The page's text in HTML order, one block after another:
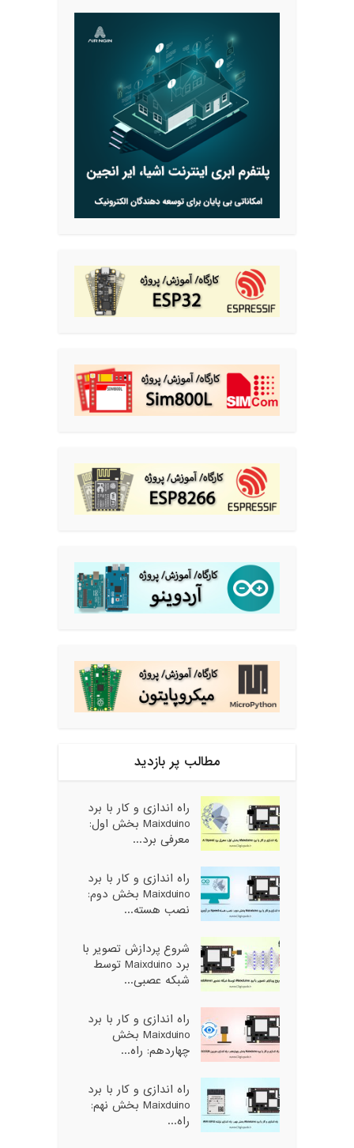
مطالب پر بازدید
راه اندازی و کار با برد
Maixduino بخش اول:
معرفی برد...
راه اندازی و کار با برد
Maixduino بخش دوم:
نصب هسته...
شروع پردازش تصویر با
برد Maixduino توسط
شبکه عصبی...
راه اندازی و کار با برد
Maixduino بخش
چهاردهم: راه...
راه اندازی و کار با برد
Maixduino بخش نهم:
راه...